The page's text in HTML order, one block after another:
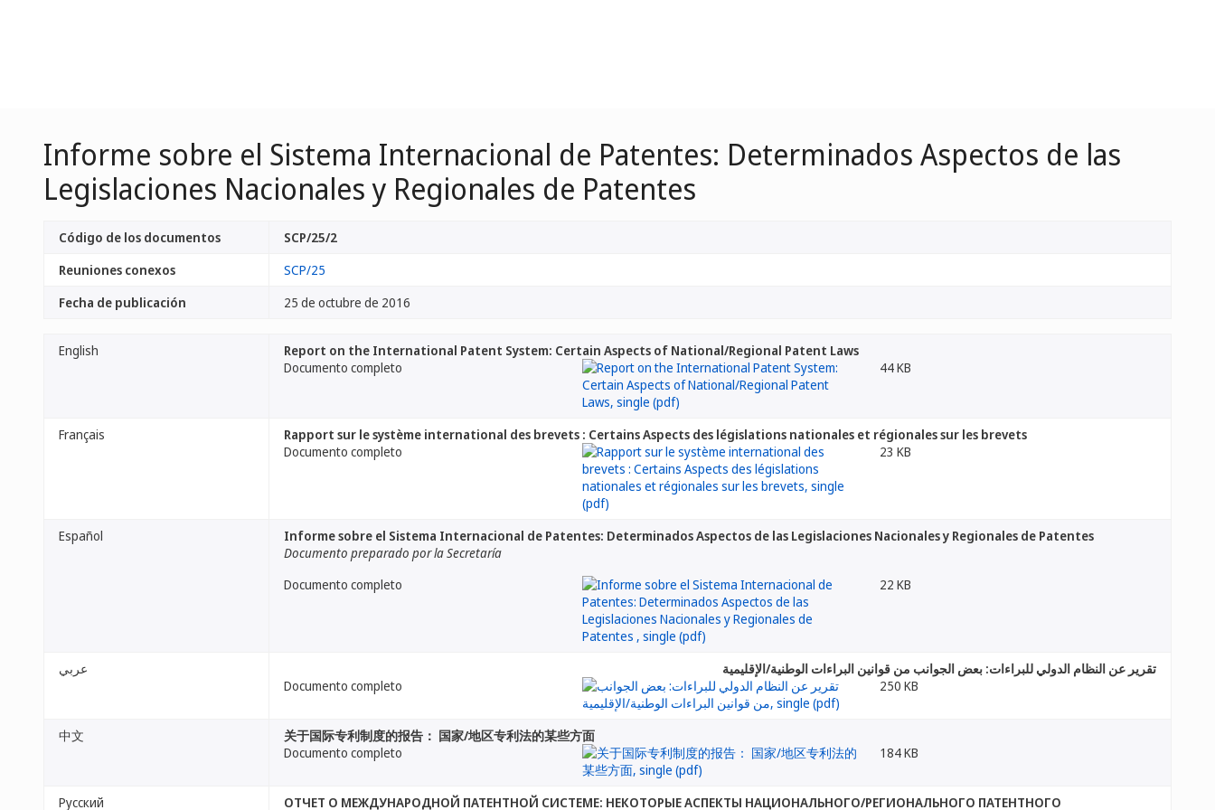
Informe sobre el Sistema Internacional de Patentes: Determinados Aspectos de las
Legislaciones Nacionales y Regionales de Patentes
Código de los documentos
SCP/25/2
Reuniones conexos
SCP/25
Fecha de publicación
25 de octubre de 2016
English
Report on the International Patent System: Certain Aspects of National/Regional Patent Laws
Documento completo
44 KB
Français
Rapport sur le système international des brevets : Certains Aspects des législations nationales et régionales sur les brevets
Documento completo
23 KB
Español
Informe sobre el Sistema Internacional de Patentes: Determinados Aspectos de las Legislaciones Nacionales y Regionales de Patentes
Documento preparado por la Secretaría
Documento completo
22 KB
عربي
تقرير عن النظام الدولي للبراءات: بعض الجوانب من قوانين البراءات الوطنية/الإقليمية
Documento completo
250 KB
中文
关于国际专利制度的报告： 国家/地区专利法的某些方面
Documento completo
184 KB
Русский ОТЧЕТ О МЕЖДУНАРОДНОЙ ПАТЕНТНОЙ СИСТЕМЕ: НЕКОТОРЫЕ АСПЕКТЫ НАЦИОНАЛЬНОГО/РЕГИОНАЛЬНОГО ПАТЕНТНОГО